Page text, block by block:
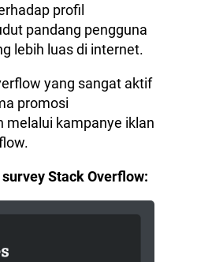
profil
pandang pengguna
lebih luas di internet.
yang sangat aktif
promosi
melalui kampanye iklan
Stack Overflow: